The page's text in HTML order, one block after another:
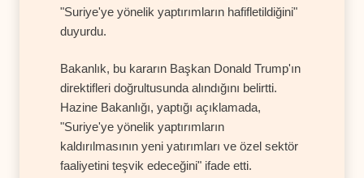
"Suriye'ye yönelik yaptırımların hafifletildiğini"
duyurdu.
Bakanlık, bu kararın Başkan Donald Trump'ın
direktifleri doğrultusunda alındığını belirtti.
Hazine Bakanlığı, yaptığı açıklamada,
"Suriye'ye yönelik yaptırımların
kaldırılmasının yeni yatırımları ve özel sektör
faaliyetini teşvik edeceğini" ifade etti.